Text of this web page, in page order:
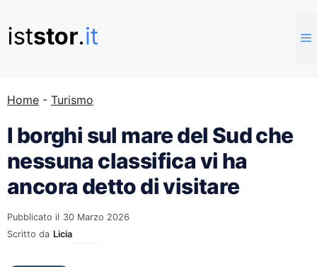
al
contenuto
Home - Turismo
I borghi sul mare del Sud che
nessuna classifica vi ha
ancora detto di visitare
Pubblicato il 30 Marzo 2026
Scritto da Licia